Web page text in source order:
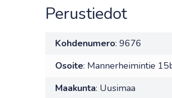
Perustiedot
Kohdenumero: 9676
Osoite: Mannerheimintie
Maakunta: Uusimaa